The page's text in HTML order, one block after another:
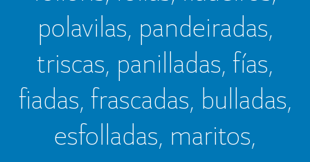
polavilas, pandeiradas,
triscas, panilladas, fías,
fiadas, frascadas, bulladas,
esfolladas, maritos,